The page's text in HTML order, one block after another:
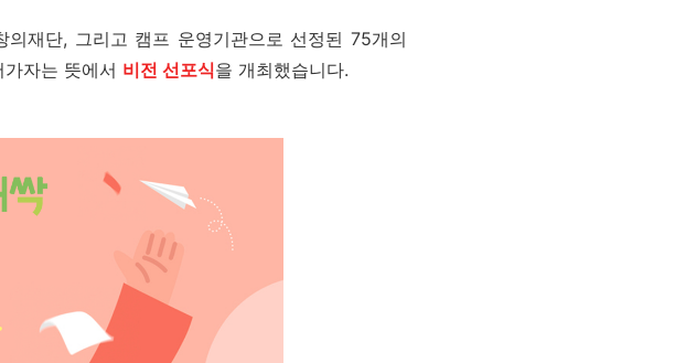
의재단, 그리고 캠프 운영기관으로 선정된75개의
자는 뜻에서 비전 선포식을 개최했습니다.